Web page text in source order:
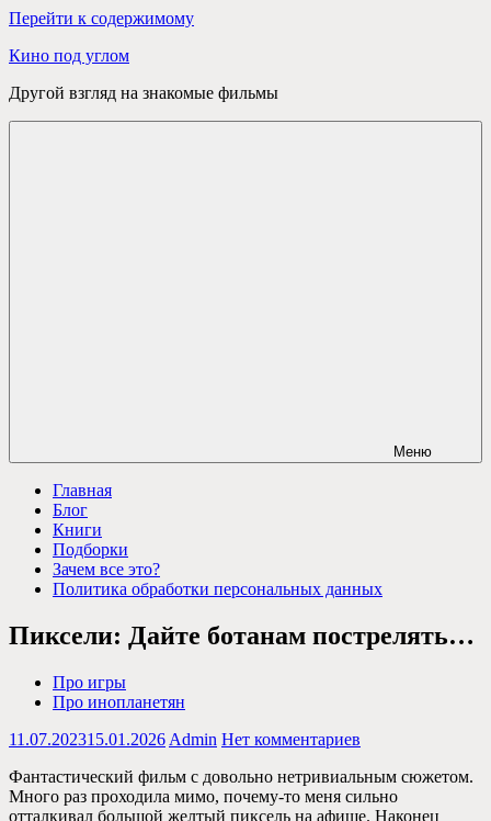
Перейти к содержимому
Кино под углом
Другой взгляд на знакомые фильмы
Меню
Главная
Блог
Книги
Подборки
Зачем все это?
Политика обработки персональных данных
Пиксели: Дайте ботанам пострелять…
Про игры
Про инопланетян
11.07.202315.01.2026 Admin Нет комментариев
Фантастический фильм с довольно нетривиальным сюжетом.
Много раз проходила мимо, почему-то меня сильно
отталкивал большой желтый пиксель на афише. Наконец